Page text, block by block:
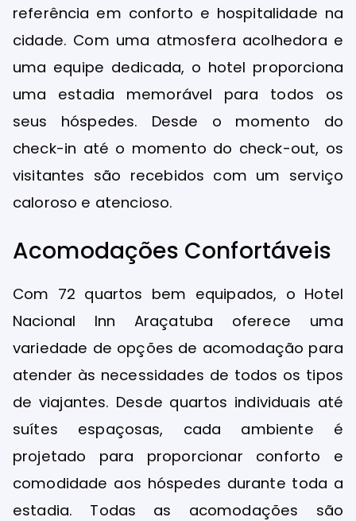
referência em conforto e hospitalidade na
cidade. Com uma atmosfera acolhedora e
uma equipe dedicada, o hotel proporciona
uma estadia memorável para todos os
seus hóspedes. Desde o momento do
check-in até o momento do check-out, os
visitantes são recebidos com um serviço
caloroso e atencioso.
Acomodações Confortáveis
Com 72 quartos bem equipados, o Hotel
Nacional Inn Araçatuba oferece uma
variedade de opções de acomodação para
atender às necessidades de todos os tipos
de viajantes. Desde quartos individuais até
suítes espaçosas, cada ambiente é
projetado para proporcionar conforto e
comodidade aos hóspedes durante toda a
estadia. Todas as acomodações são